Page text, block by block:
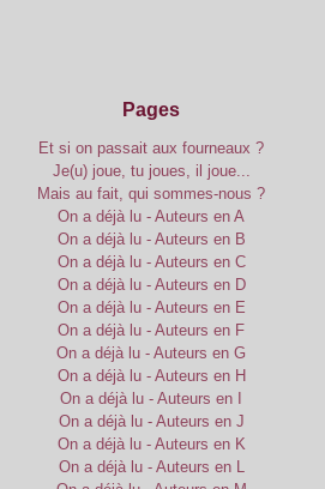
Pages
Et si on passait aux fourneaux ?
Je(u) joue, tu joues, il joue...
Mais au fait, qui sommes-nous ?
On a déjà lu - Auteurs en A
On a déjà lu - Auteurs en B
On a déjà lu - Auteurs en C
On a déjà lu - Auteurs en D
On a déjà lu - Auteurs en E
On a déjà lu - Auteurs en F
On a déjà lu - Auteurs en G
On a déjà lu - Auteurs en H
On a déjà lu - Auteurs en I
On a déjà lu - Auteurs en J
On a déjà lu - Auteurs en K
On a déjà lu - Auteurs en L